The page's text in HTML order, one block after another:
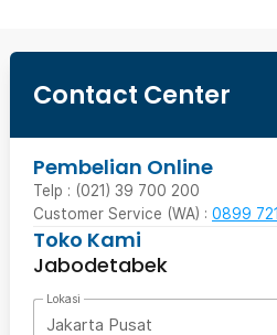
Contact Center
Pembelian Online
Telp : (021) 39 700 200
Customer Service (WA) : 0899
Toko Kami
Jabodetabek
Lokasi
Jakarta Pusat